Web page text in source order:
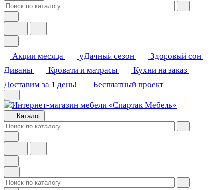
Акции месяца уДачный сезон
Здоровый сон
Диваны
Кровати и матрасы
Кухни на заказ
Доставим за 1 день!
Бесплатный проект
Каталог